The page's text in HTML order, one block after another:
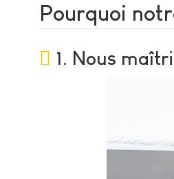
Pourquoi
1. Nous